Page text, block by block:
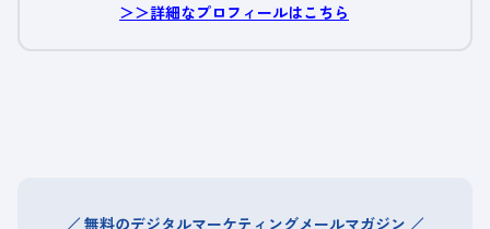
＞＞詳細なプロフィールはこちら
無料のデジタルマーケティングメールマガジン